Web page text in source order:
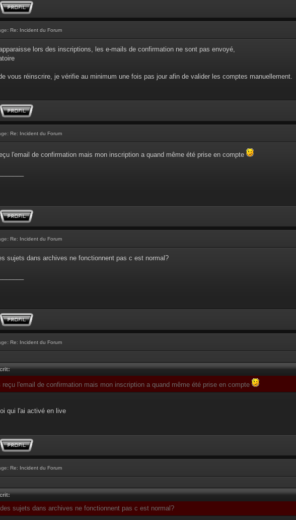
Re: Incident du Forum
lors des inscriptions, les e-mails de confirmation ne sont pas envoyé,
vous réinscrire, je vérifie au minimum une fois pas jour afin de valider les comptes manuellement.
Re: Incident du Forum
l'email de confirmation mais mon inscription a quand même été prise en compte
Re: Incident du Forum
sujets dans archives ne fonctionnent pas c est normal?
Re: Incident du Forum
reçu l'email de confirmation mais mon inscription a quand même été prise en compte
qui l'ai activé en live
Re: Incident du Forum
sujets dans archives ne fonctionnent pas c est normal?